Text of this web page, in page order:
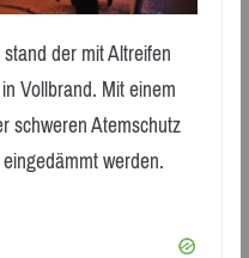
der mit Altreifen
Vollbrand. Mit einem
schweren Atemschutz
werden.